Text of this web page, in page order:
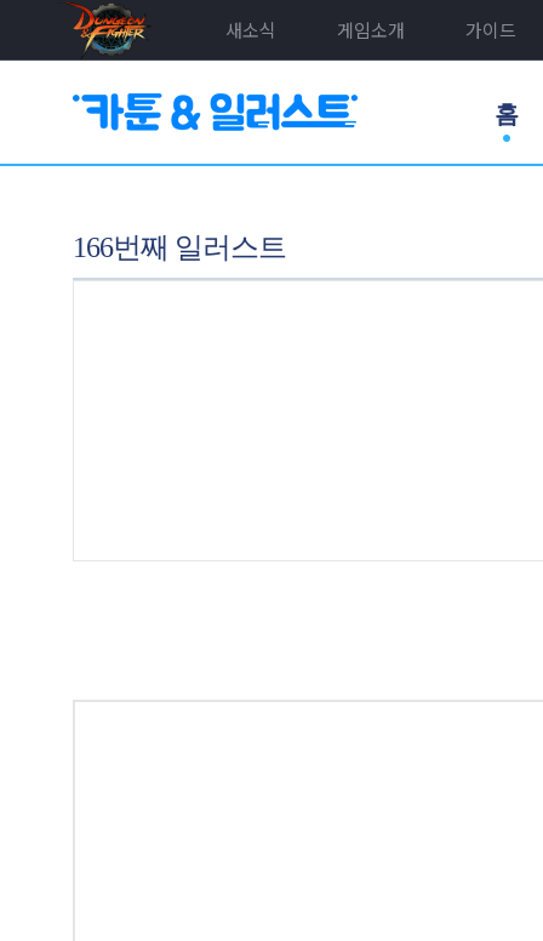
새소식 게임소개 가이드
홈
166번째 일러스트